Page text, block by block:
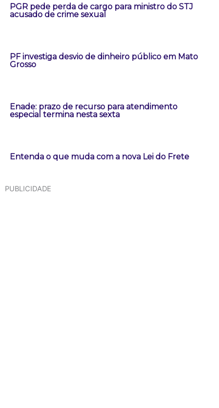
PGR pede perda de cargo para ministro do STJ
acusado de crime sexual
PF investiga desvio de dinheiro público em Mato
Grosso
Enade: prazo de recurso para atendimento
especial termina nesta sexta
Entenda o que muda com a nova Lei do Frete
PUBLICIDADE